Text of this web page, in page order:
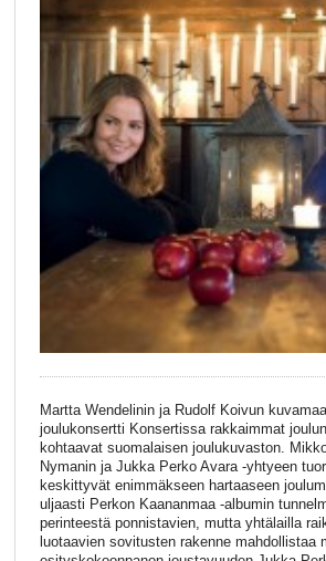
Martta Wendelinin ja Rudolf Koivun
joulukonsertti Konsertissa rakkaimmat
kohtaavat suomalaisen joulukuvaston.
Nymanin ja Jukka Perko Avara -yhtyeen
keskittyvät enimmäkseen hartaaseen
uljaasti Perkon Kaananmaa -albumin
perinteestä ponnistavien, mutta yhtälailla
luotaavien sovitusten rakenne mahdollistaa